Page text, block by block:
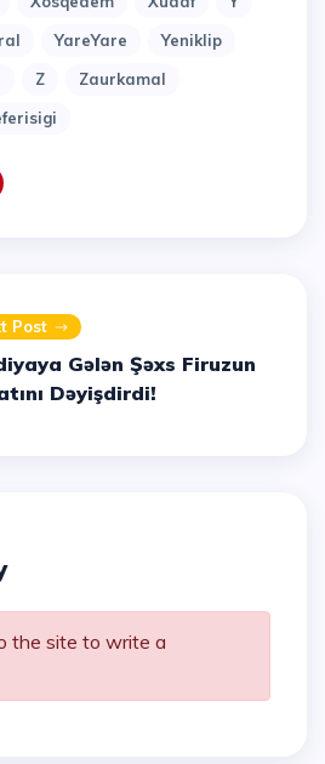
YareYare
Yeniklip
Z
Zaurkamal
Post
Gələn Şəxs Firuzun
Dəyişdirdi!
the site to write a